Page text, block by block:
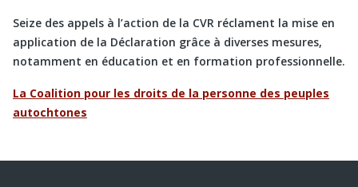
Seize des appels à l’action de la CVR réclament la mise en
application de la Déclaration grâce à diverses mesures,
notamment en éducation et en formation professionnelle.
La Coalition pour les droits de la personne des peuples
autochtones